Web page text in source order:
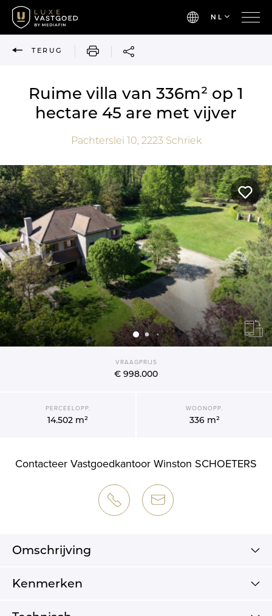
NL
TERUG AFDRUKKEN
Ruime villa van 336m² op 1
hectare 45 are met vijver
Pachterslei 10, 2223 Schriek
VRAAGPRIJS
€ 998.000
PERCEELOPP.
14.502 m²
WOONOPP.
336 m²
Contacteer Vastgoedkantoor Winston SCHOETERS
Omschrijving
Kenmerken